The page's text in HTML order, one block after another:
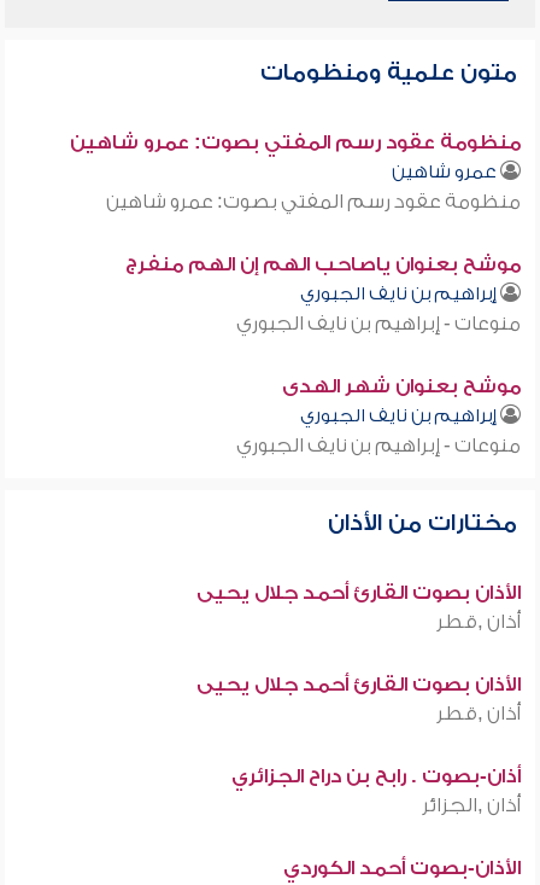
متون علمية ومنظومات
منظومة عقود رسم المفتي بصوت: عمرو شاهين
عمرو شاهين
منظومة عقود رسم المفتي بصوت: عمرو شاهين
موشح بعنوان ياصاحب الهم إن الهم منفرج
إبراهيم بن نايف الجبوري
منوعات - إبراهيم بن نايف الجبوري
موشح بعنوان شهر الهدى
إبراهيم بن نايف الجبوري
منوعات - إبراهيم بن نايف الجبوري
مختارات من الأذان
الأذان بصوت القارئ أحمد جلال يحيى
أذان ,قطر
الأذان بصوت القارئ أحمد جلال يحيى
أذان ,قطر
أذان-بصوت . رابح بن دراح الجزائري
أذان ,الجزائر
الأذان-بصوت أحمد الكوردي